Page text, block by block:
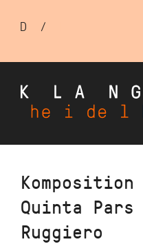
Direkt
Inhalt
D /
Komposition
Quinta Pars
Ruggiero